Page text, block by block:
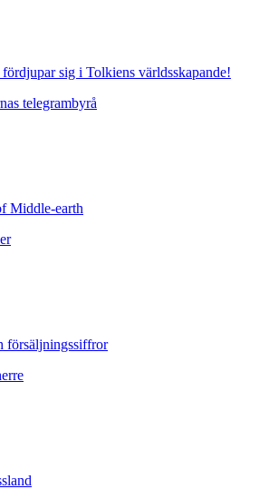
sig i Tolkiens världsskapande!
telegrambyrå
Middle-earth
försäljningssiffror